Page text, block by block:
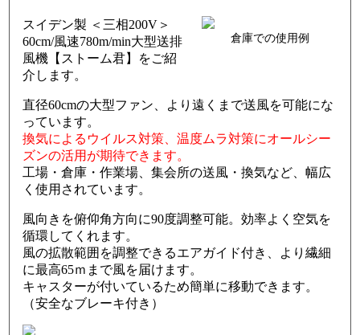
倉庫での使用例
スイデン製 ＜三相200V＞
60cm/風速780m/min大型送排
風機【ストーム君】をご紹
介します。
直径60cmの大型ファン、より遠くまで送風を可能にな
っています。
換気によるウイルス対策、温度ムラ対策にオールシー
ズンの活用が期待できます。
工場・倉庫・作業場、集会所の送風・換気など、幅広
く使用されています。
風向きを俯仰角方向に90度調整可能。効率よく空気を
循環してくれます。
風の拡散範囲を調整できるエアガイド付き、より繊細
に最高65ｍまで風を届けます。
キャスターが付いているため簡単に移動できます。
（安全なブレーキ付き）